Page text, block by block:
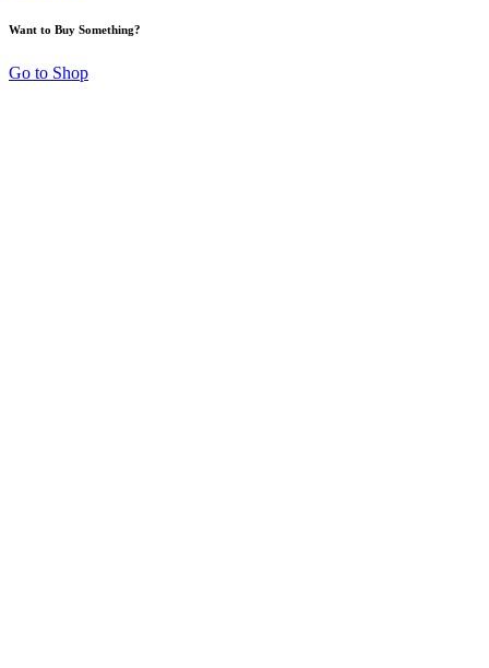
Want to Buy Something?
Go to Shop